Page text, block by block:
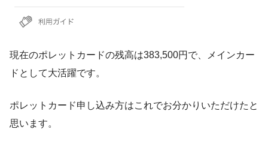
現在のポレットカードの残高は383,500円で、メインカー
ドとして大活躍です。
ポレットカード申し込み方はこれでお分かりいただけたと
思います。